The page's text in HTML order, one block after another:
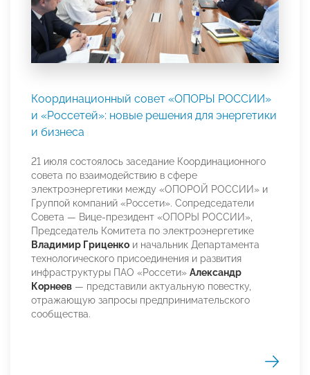
Координационный совет «ОПОРЫ РОССИИ»
и «Россетей»: новые решения для энергетики
и бизнеса
21 июля состоялось заседание Координационного
совета по взаимодействию в сфере
электроэнергетики между «ОПОРОЙ РОССИИ» и
Группой компаний «Россети». Сопредседатели
Совета — Вице-президент «ОПОРЫ РОССИИ»,
Председатель Комитета по электроэнергетике
Владимир Гриценко и начальник Департамента
технологического присоединения и развития
инфраструктуры ПАО «Россети» Александр
Корнеев — представили актуальную повестку,
отражающую запросы предпринимательского
сообщества.